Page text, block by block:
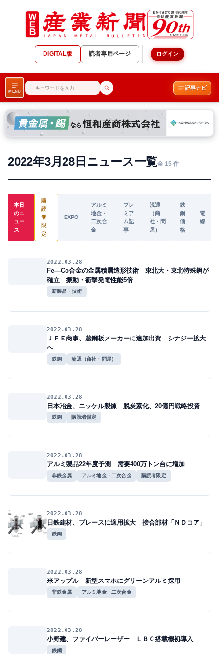
DIGITAL版 読者専用ページ ログイン
MENU
記事ナビ
2022年3月28日ニュース一覧全 15 件
本日
のニ
ュー
ス
購
読
者
限
定
EXPO
アルミ
地金・
二次合
金
プレ
ミア
ム記
事
流通
（商
社・問
屋）
鉄
鋼
価
格
電
線
2022.03.28
Fe―Co合金の金属積層造形技術 東北大・東北特殊鋼が
確立 振動・衝撃発電性能5倍
新製品・技術
2022.03.28
ＪＦＥ商事、越鋼板メーカーに追加出資 シナジー拡大
へ
鉄鋼 流通（商社・問屋）
2022.03.28
日本冶金、ニッケル製錬 脱炭素化、20億円戦略投資
鉄鋼 購読者限定
2022.03.28
アルミ製品22年度予測 需要400万トン台に増加
非鉄金属 アルミ地金・二次合金 購読者限定
2022.03.28
日鉄建材、ブレースに適用拡大 接合部材「ＮＤコア」
鉄鋼
2022.03.28
米アップル 新型スマホにグリーンアルミ採用
非鉄金属 アルミ地金・二次合金
2022.03.28
小野建、ファイバーレーザー ＬＢＣ搭載機初導入
鉄鋼